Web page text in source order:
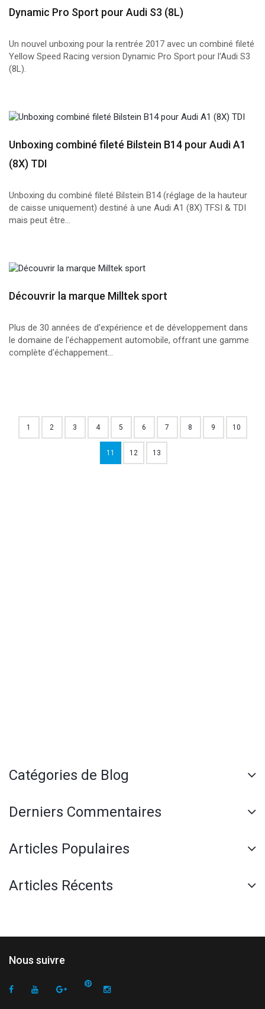
Dynamic Pro Sport pour Audi S3 (8L)
Un nouvel unboxing pour la rentrée 2017 avec un combiné fileté
Yellow Speed Racing version Dynamic Pro Sport pour l'Audi S3
(8L).
Unboxing combiné fileté Bilstein B14 pour Audi A1
(8X) TDI
Unboxing du combiné fileté Bilstein B14 (réglage de la hauteur
de caisse uniquement) destiné à une Audi A1 (8X) TFSI & TDI
mais peut être...
Découvrir la marque Milltek sport
Plus de 30 années de d'expérience et de développement dans
le domaine de l'échappement automobile, offrant une gamme
complète d'échappement...
1 2 3 4 5 6 7 8 9 10
11 12 13
Catégories de Blog
Derniers Commentaires
Articles Populaires
Articles Récents
Nous suivre